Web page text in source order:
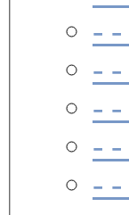
- -
- -
- -
- -
- -